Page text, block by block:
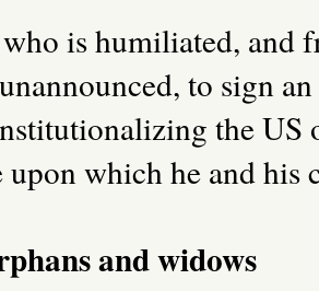
is humiliated, and
to sign
the US
upon which he and
and widows